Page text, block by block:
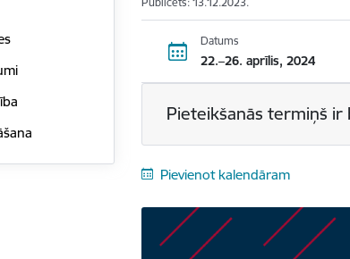
Datums
22.–26. aprīlis, 2024
Pieteikšanās termiņš ir
Pievienot kalendāram